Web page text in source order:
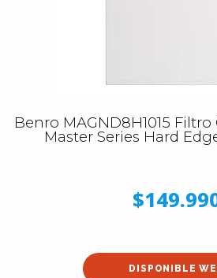
Benro MAGND8H1015
Master Series Hard
DISPONIBLE